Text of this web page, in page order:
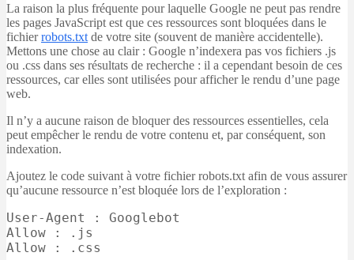
La raison la plus fréquente pour laquelle Google ne peut pas rendre
les pages JavaScript est que ces ressources sont bloquées dans le
fichierrobots.txt de votre site (souvent de manière accidentelle).
Mettons une chose au clair : Google n’indexera pas vos fichiers .js
ou .css dans ses résultats de recherche : il a cependant besoin de ces
ressources, car elles sont utilisées pour afficher le rendu d’une page
web.
Il n’y a aucune raison de bloquer des ressources essentielles, cela
peut empêcher le rendu de votre contenu et, par conséquent, son
indexation.
Ajoutez le code suivant à votre fichier robots.txt afin de vous assurer
qu’aucune ressource n’est bloquée lors de l’exploration :
User-Agent : Googlebot
Allow : .js
Allow : .css